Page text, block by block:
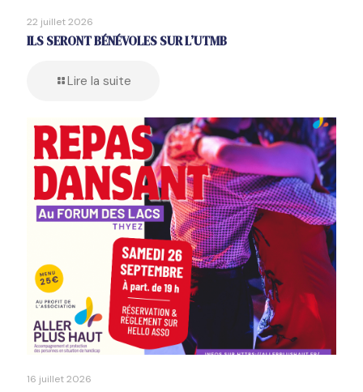
22 juillet 2026
ILS SERONT BÉNÉVOLES SUR L’UTMB
Lire la suite
16 juillet 2026